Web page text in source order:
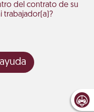
del contrato de su
trabajador(a)?